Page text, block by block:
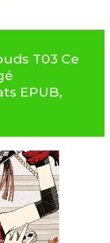
T03 Ce
EPUB,